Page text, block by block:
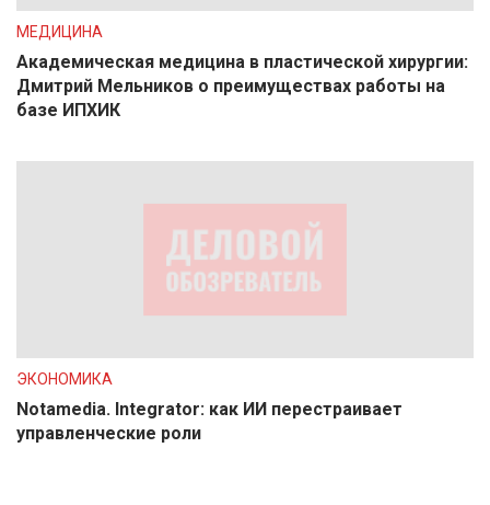
МЕДИЦИНА
Академическая медицина в пластической хирургии:
Дмитрий Мельников о преимуществах работы на
базе ИПХИК
ЭКОНОМИКА
Notamedia. Integrator: как ИИ перестраивает
управленческие роли